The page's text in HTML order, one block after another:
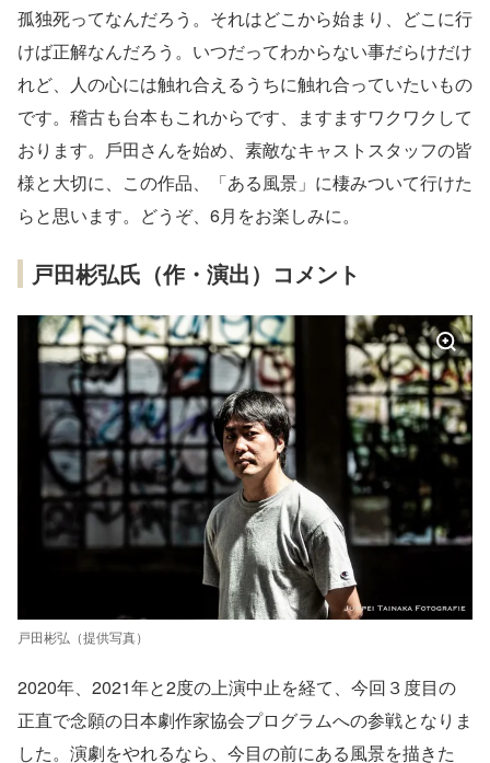
孤独死ってなんだろう。それはどこから始まり、どこに⾏
けば正解なんだろう。いつだってわからない事だらけだけ
れど、⼈の⼼には触れ合えるうちに触れ合っていたいもの
です。稽古も台本もこれからです、ますますワクワクして
おります。⼾⽥さんを始め、素敵なキャストスタッフの皆
様と⼤切に、この作品、「ある⾵景」に棲みついて⾏けた
らと思います。どうぞ、6⽉をお楽しみに。
戸田彬弘氏（作・演出）コメント
戸田彬弘（提供写真）
2020年、2021年と2度の上演中⽌を経て、今回３度⽬の
正直で念願の⽇本劇作家協会プログラムへの参戦となりま
した。演劇をやれるなら、今⽬の前にある⾵景を描きた